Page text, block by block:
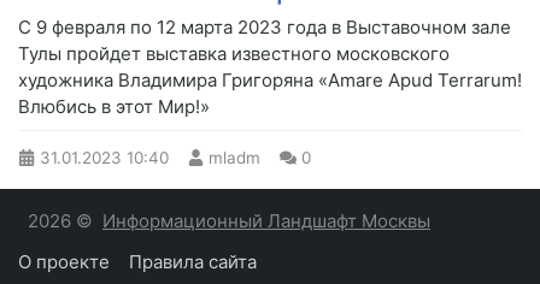
С 9 февраля по 12 марта 2023 года в Выставочном зале
Тулы пройдет выставка известного московского
художника Владимира Григоряна «Amare Apud Terrarum!
Влюбись в этот Мир!»
31.01.2023 10:40 mladm 0
2026 © Информационный Ландшафт Москвы
О проекте
Правила сайта